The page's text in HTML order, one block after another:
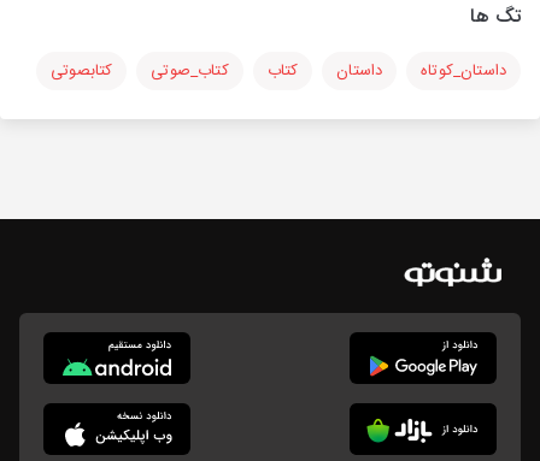
تگ ها
داستان_کوتاه داستان کتاب کتاب_صوتی کتابصوتی